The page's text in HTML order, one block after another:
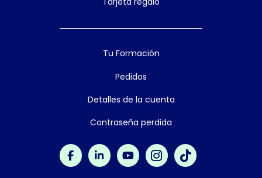
Tu Formación
Pedidos
Detalles de la cuenta
Contraseña perdida